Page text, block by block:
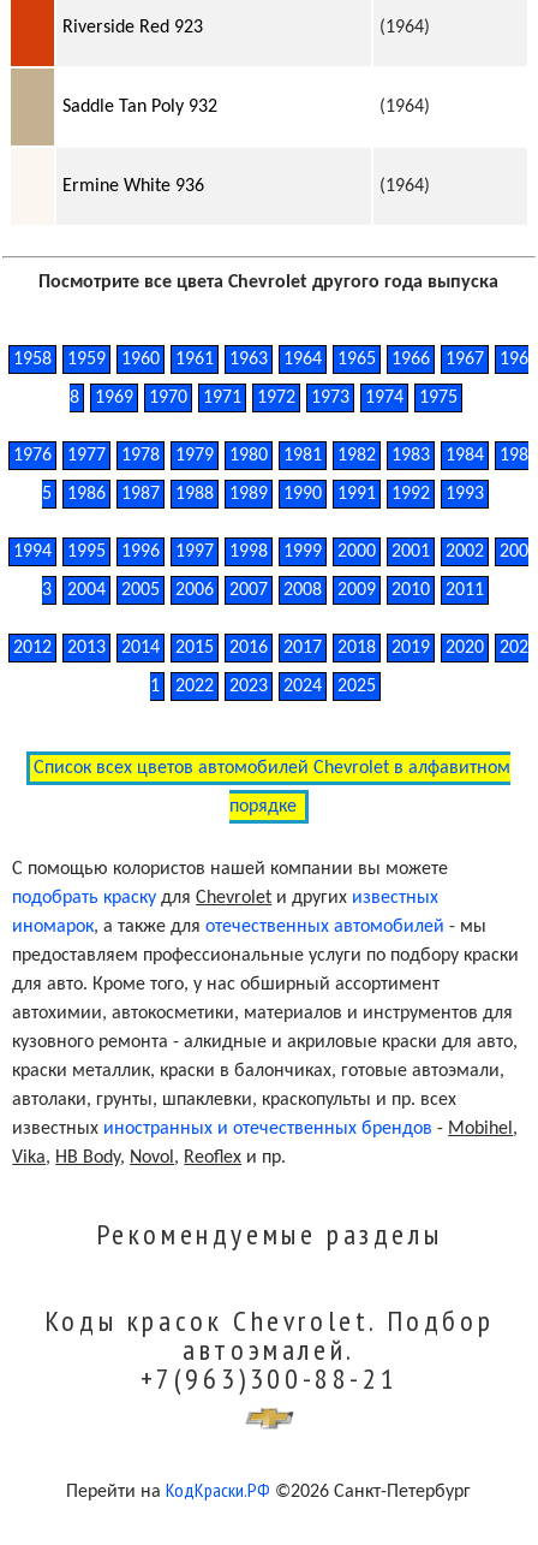
Riverside Red 923 (1964)
Saddle Tan Poly 932 (1964)
Ermine White 936 (1964)
Посмотрите все цвета Chevrolet другого года выпуска
1958 1959 1960 1961 1963 1964 1965 1966 1967
196
8
1969 1970 1971 1972 1973 1974 1975
1976 1977 1978 1979 1980 1981 1982 1983 1984
198
5
1986 1987 1988 1989 1990 1991 1992 1993
1994 1995 1996 1997 1998 1999 2000 2001 2002
200
3
2004 2005 2006 2007 2008 2009 2010 2011
2012 2013 2014 2015 2016 2017 2018 2019 2020
202
1
2022 2023 2024 2025
Список всех цветов автомобилей Chevrolet в алфавитном
порядке
С помощью колористов нашей компании вы можете
подобрать краску дляChevrolet и других известных
иномарок, а также дляотечественных автомобилей - мы
предоставляем профессиональные услуги по подбору краски
для авто. Кроме того, у нас обширный ассортимент
автохимии, автокосметики, материалов и инструментов для
кузовного ремонта - алкидные и акриловые краски для авто,
краски металлик, краски в балончиках, готовые автоэмали,
автолаки, грунты, шпаклевки, краскопульты и пр. всех
известных иностранных и отечественных брендов - Mobihel ,
Vika, HB Body, Novol , Reoflex и пр.
Рекомендуемые разделы
Коды красок Chevrolet. Подбор
автоэмалей.
+7(963)300-88-21
Перейти наКодКраски.РФ ©2026 Санкт-Петербург